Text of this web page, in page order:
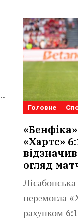
Головне
«Хартс»
огляд
перемогла
рахунком